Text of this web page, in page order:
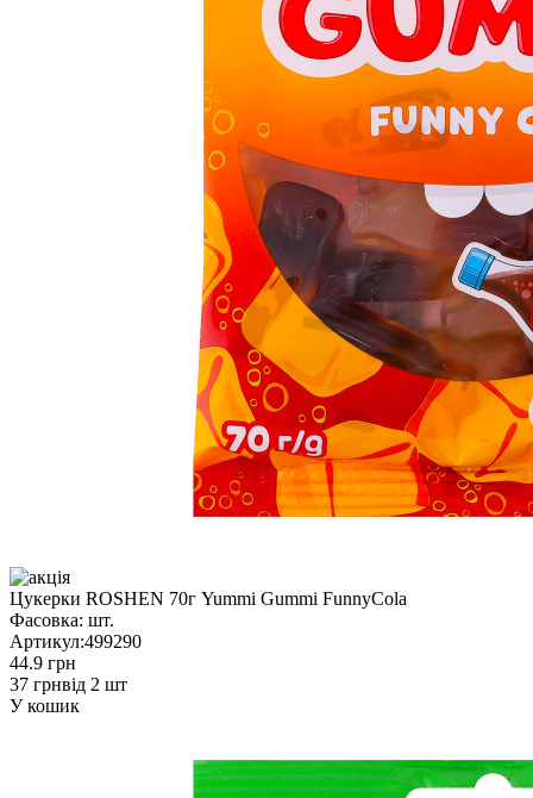
Цукерки ROSHEN 70г Yummi Gummi FunnyCola
Фасовка: шт.
Артикул:499290
44.9 грн
37 грнвід 2 шт
У кошик